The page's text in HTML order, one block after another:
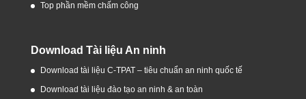
Top phần mềm chấm công
Download Tài liệu An ninh
Download tài liệu C-TPAT – tiêu chuẩn an ninh quốc tế
Download tài liệu đào tạo an ninh & an toàn